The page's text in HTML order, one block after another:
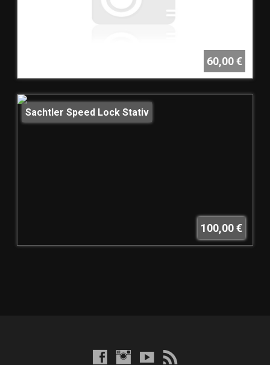
60,00 €
Sachtler Speed Lock Stativ
100,00 €